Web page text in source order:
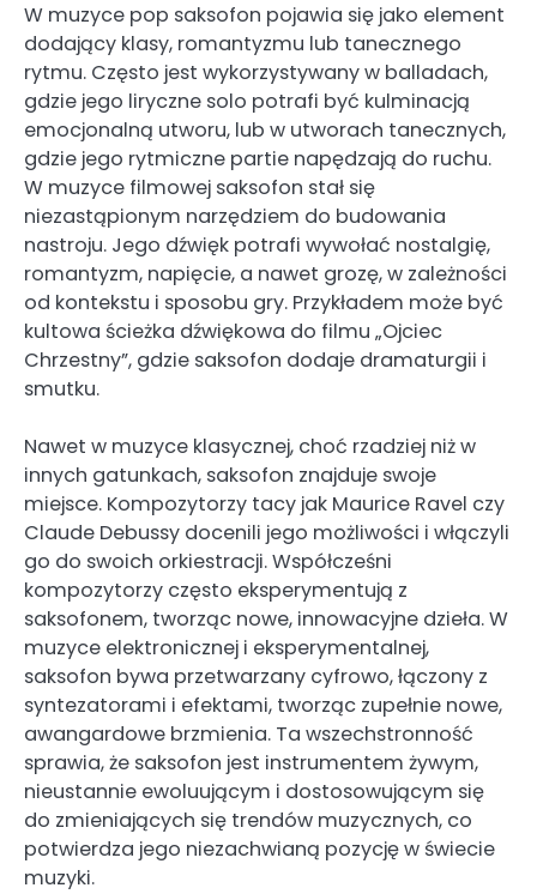
W muzyce pop saksofon pojawia się jako element
dodający klasy, romantyzmu lub tanecznego
rytmu. Często jest wykorzystywany w balladach,
gdzie jego liryczne solo potrafi być kulminacją
emocjonalną utworu, lub w utworach tanecznych,
gdzie jego rytmiczne partie napędzają do ruchu.
W muzyce filmowej saksofon stał się
niezastąpionym narzędziem do budowania
nastroju. Jego dźwięk potrafi wywołać nostalgię,
romantyzm, napięcie, a nawet grozę, w zależności
od kontekstu i sposobu gry. Przykładem może być
kultowa ścieżka dźwiękowa do filmu „Ojciec
Chrzestny”, gdzie saksofon dodaje dramaturgii i
smutku.
Nawet w muzyce klasycznej, choć rzadziej niż w
innych gatunkach, saksofon znajduje swoje
miejsce. Kompozytorzy tacy jak Maurice Ravel czy
Claude Debussy docenili jego możliwości i włączyli
go do swoich orkiestracji. Współcześni
kompozytorzy często eksperymentują z
saksofonem, tworząc nowe, innowacyjne dzieła. W
muzyce elektronicznej i eksperymentalnej,
saksofon bywa przetwarzany cyfrowo, łączony z
syntezatorami i efektami, tworząc zupełnie nowe,
awangardowe brzmienia. Ta wszechstronność
sprawia, że saksofon jest instrumentem żywym,
nieustannie ewoluującym i dostosowującym się
do zmieniających się trendów muzycznych, co
potwierdza jego niezachwianą pozycję w świecie
muzyki.